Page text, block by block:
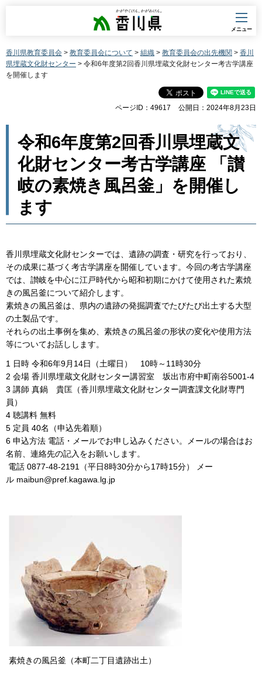
香川県
メニュー
香川県教育委員会 > 教育委員会について > 組織 > 教育委員会の出先機関 > 香川
県埋蔵文化財センター > 令和6年度第2回香川県埋蔵文化財センター考古学講座
を開催します
ページID：49617 公開日：2024年8月23日
令和6年度第2回香川県埋蔵文
化財センター考古学講座 「讃
岐の素焼き風呂釜」を開催し
ます
香川県埋蔵文化財センターでは、遺跡の調査・研究を行っており、
その成果に基づく考古学講座を開催しています。今回の考古学講座
では、讃岐を中心に江戸時代から昭和初期にかけて使用された素焼
きの風呂釜について紹介します。
素焼きの風呂釜は、県内の遺跡の発掘調査でたびたび出土する大型
の土製品です。
それらの出土事例を集め、素焼きの風呂釜の形状の変化や使用方法
等についてお話しします。
1 日時 令和6年9月14日（土曜日） 10時～11時30分
2 会場 香川県埋蔵文化財センター講習室 坂出市府中町南谷5001-4
3 講師 真鍋 貴匡（香川県埋蔵文化財センター調査課文化財専門
員）
4 聴講料 無料
5 定員 40名（申込先着順）
6 申込方法 電話・メールでお申し込みください。メールの場合はお
名前、連絡先の記入をお願いします。
電話 0877-48-2191（平日8時30分から17時15分） メー
ル maibun@pref.kagawa.lg.jp
素焼きの風呂釜（本町二丁目遺跡出土）